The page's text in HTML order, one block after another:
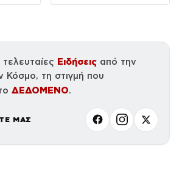
Ειδήσεις από την
Κόσμο, τη στιγμή που
ΔΕΔΟΜΕΝΟ.
ΜΑΣ